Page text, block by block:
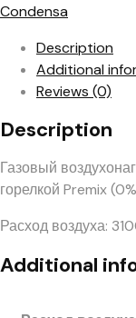
Condensa
Description
Additional
Reviews (0)
Description
Газовый
горелкой Premix
Расход воздуха:
Additional